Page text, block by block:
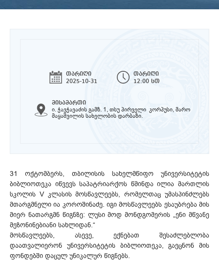
თარიღი
2025-10-31
თარიღი
12:00 სთ
მისამართი
ი. ჭავჭავაძის გამზ. 1, თსუ პირველი კორპუსი, მარო
მაყაშვილის სახელობის დარბაზი.
31 ოქტომბერს, თბილისის სახელმწიფო უნივერსიტეტის
ბიბლიოთეკა იწვევს საპატრიარქოს წმინდა ილია მართლის
სკოლის V კლასის მოსწავლეებს, რომელთაც უმასპინძლებს
მთარგმნელი ია კოროშინაძე. იგი მოსწავლეებს ესაუბრება მის
მიერ ნათარგმნ წიგნზე: ლუსი მოდ მონდგომერის „ენი მწვანე
მეზონინებიანი სახლიდან.“
მოსწავლეებს, ასევე, ექნებათ შესაძლებლობა
დაათვალიერონ უნივერსიტეტის ბიბლიოთეკა, გაეცნონ მის
ფონდებში დაცულ უნიკალურ წიგნებს.